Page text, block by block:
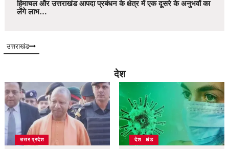
हिमाचल और उत्तराखंड आपदा प्रबंधन के क्षेत्र में एक दूसरे के अनुभवों का
लेंगे लाभ…
उत्तराखंड
देश
उत्तर प्रदेश उत्तराखंड
देश